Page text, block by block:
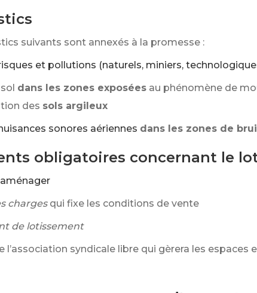
suivants sont annexés à la promesse :
et pollutions (naturels, miniers,
dans les zones exposées au phénomène de
des sols argileux
sonores aériennes dans les zones de
obligatoires concernant le
charges qui fixe les conditions de vente
de lotissement
l’association syndicale libre qui gèrera les